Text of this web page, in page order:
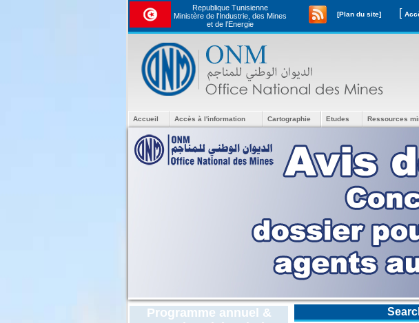
Republique Tunisienne
Ministère de l'Industrie, des Mines
et de l’Energie
[Plan du site] [
Accueil Accès à l'information Cartographie Etudes Ressources
Programme annuel &